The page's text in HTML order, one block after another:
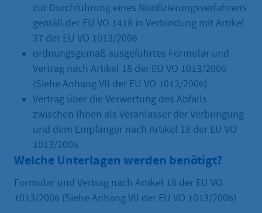
zur Durchführung eines Notifizierungsverfahrens
gemäß der EU VO 1418 in Verbindung mit Artikel
37 der EU VO 1013/2006
ordnungsgemäß ausgeführtes Formular und
Vertrag nach Artikel 18 der EU VO 1013/2006
(Siehe Anhang VII der EU VO 1013/2006)
Vertrag über die Verwertung des Abfalls
zwischen Ihnen als Veranlasser der Verbringung
und dem Empfänger nach Artikel 18 der EU VO
1013/2006
Welche Unterlagen werden benötigt?
Formular und Vertrag nach Artikel 18 der EU VO
1013/2006 (Siehe Anhang VII der EU VO 1013/2006)